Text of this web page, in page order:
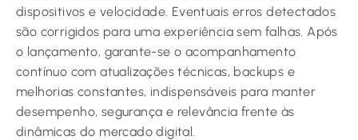
dispositivos e velocidade. Eventuais erros detectados
são corrigidos para uma experiência sem falhas. Após
o lançamento, garante-se o acompanhamento
contínuo com atualizações técnicas, backups e
melhorias constantes, indispensáveis para manter
desempenho, segurança e relevância frente às
dinâmicas do mercado digital.